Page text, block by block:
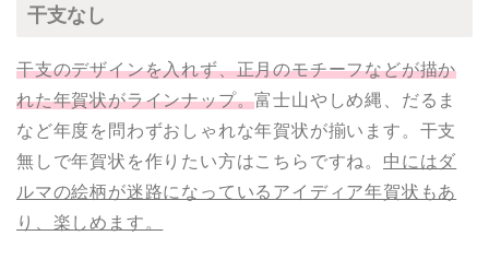
干支なし
干支のデザインを入れず、正月のモチーフなどが描か
れた年賀状がラインナップ。富士山やしめ縄、だるま
など年度を問わずおしゃれな年賀状が揃います。干支
無しで年賀状を作りたい方はこちらですね。 中にはダ
ルマの絵柄が迷路になっているアイディア年賀状もあ
り、楽しめます。